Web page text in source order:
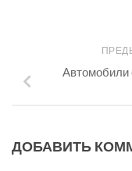
Автомобили
ДОБАВИТЬ